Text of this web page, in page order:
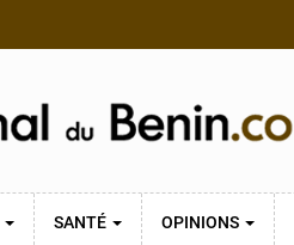
SANTÉ OPINIONS